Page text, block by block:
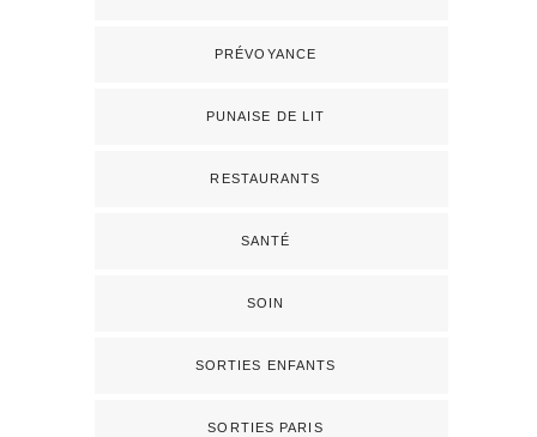
PRÉVOYANCE
PUNAISE DE LIT
RESTAURANTS
SANTÉ
SOIN
SORTIES ENFANTS
SORTIES PARIS